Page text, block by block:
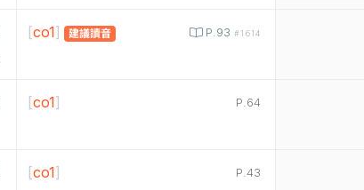
P.93 #1614
[co1] 建議讀音
P.64
[co1]
P.43
[co1]